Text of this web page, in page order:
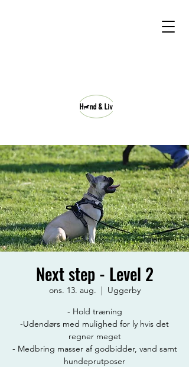
Next step - Level 2
ons. 13. aug.
  |
Uggerby
- Hold træning
-Udendørs med mulighed for ly hvis det
regner meget
- Medbring masser af godbidder, vand samt
hundeprutposer